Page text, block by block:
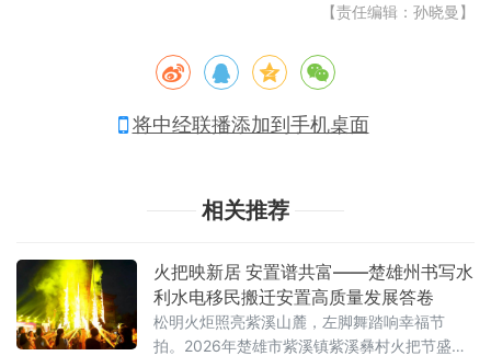
【责任编辑：孙晓曼】
将中经联播添加到手机桌面
相关推荐
火把映新居 安置谱共富——楚雄州书写水
利水电移民搬迁安置高质量发展答卷
松明火炬照亮紫溪山麓，左脚舞踏响幸福节
拍。2026年楚雄市紫溪镇紫溪彝村火把节盛大